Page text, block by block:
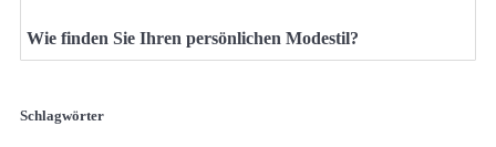
Wie finden Sie Ihren persönlichen Modestil?
Schlagwörter